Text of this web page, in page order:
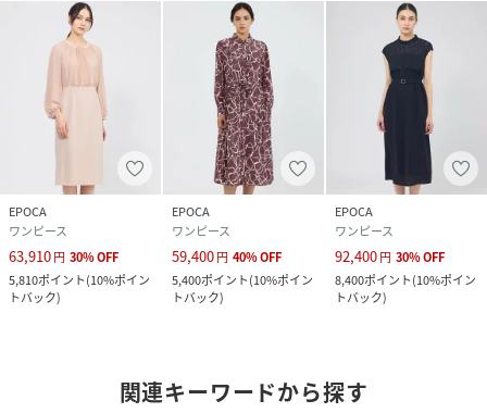
EPOCA
ワンピース
63,910円 30%OFF
5,810ポイント(10%ポイン
トバック)
EPOCA
ワンピース
59,400円 40%OFF
5,400ポイント(10%ポイン
トバック)
EPOCA
ワンピース
92,400円 30%OFF
8,400ポイント(10%ポイン
トバック)
関連キーワードから探す